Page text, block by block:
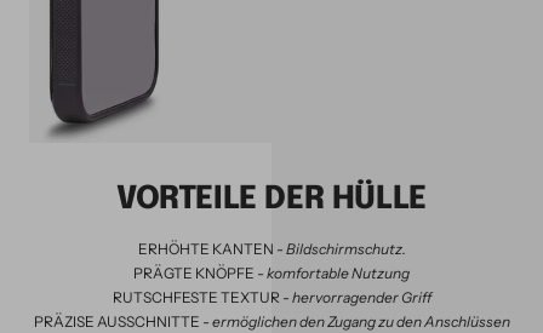
VORTEILE DER HÜLLE
ERHÖHTE KANTEN - Bildschirmschutz.
PRÄGTE KNÖPFE - komfortable Nutzung
RUTSCHFESTE TEXTUR - hervorragender Griff
PRÄZISE AUSSCHNITTE - ermöglichen den Zugang zu den Anschlüssen